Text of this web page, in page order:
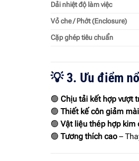
Dải nhiệt độ làm việc
Vỏ che / Phớt (Enclosure)
Cặp ghép tiêu chuẩn
💡 3. Ưu điểm
🟢 Chịu tải kết hợp vượt
🟢 Thiết kế côn giảm
🟢 Vật liệu thép hợp kim
🟢 Tương thích cao –